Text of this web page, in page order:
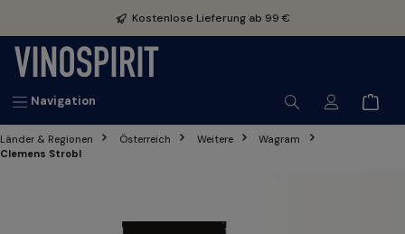
Kostenlose Lieferung ab 99 €
Navigation
Länder & Regionen Österreich Weitere
Wagram
Clemens Strobl